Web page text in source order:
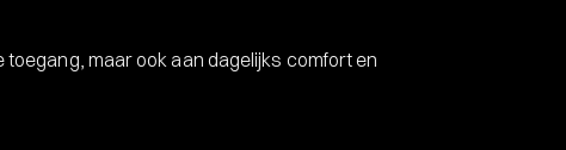
maar ook aan dagelijks comfort en